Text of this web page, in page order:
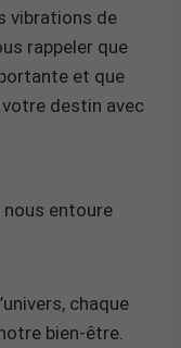
vibrations de
rappeler que
et que
destin avec
entoure
chaque
bien-être.